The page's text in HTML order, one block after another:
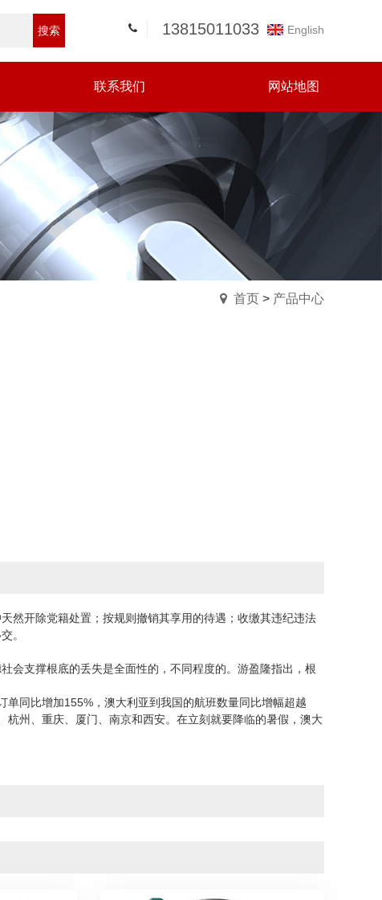
搜索 13815011033 English
联系我们 网站地图
首页 > 产品中心
开除党籍处置；按规则撤销其享用的待遇；收缴其违纪违法
。
支撑根底的丢失是全面性的，不同程度的。游盈隆指出，根
同比增加155%，澳大利亚到我国的航班数量同比增幅超越
州、重庆、厦门、南京和西安。在立刻就要降临的暑假，澳大